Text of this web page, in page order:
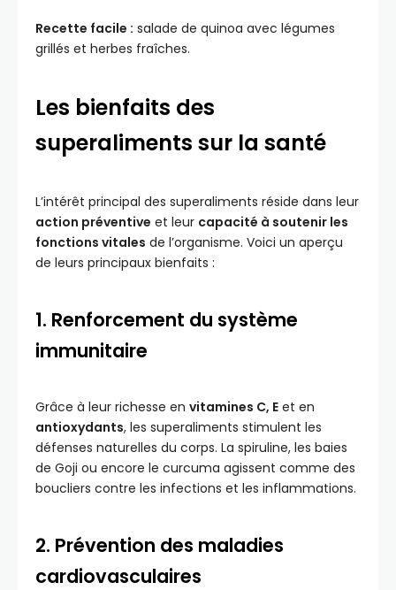
Recette facile : salade de quinoa avec légumes
grillés et herbes fraîches.
Les bienfaits des
superaliments sur la santé
L’intérêt principal des superaliments réside dans leur
action préventive et leur capacité à soutenir les
fonctions vitales de l’organisme. Voici un aperçu
de leurs principaux bienfaits :
1. Renforcement du système
immunitaire
Grâce à leur richesse en vitamines C, E et en
antioxydants, les superaliments stimulent les
défenses naturelles du corps. La spiruline, les baies
de Goji ou encore le curcuma agissent comme des
boucliers contre les infections et les inflammations.
2. Prévention des maladies
cardiovasculaires